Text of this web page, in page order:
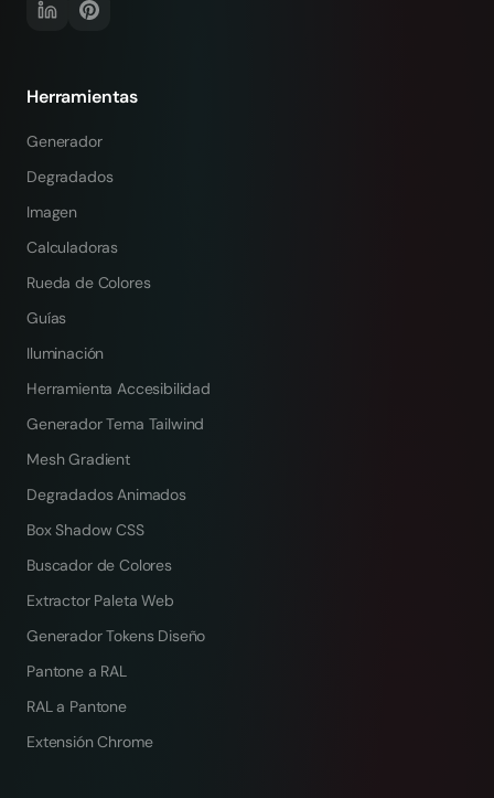
Herramientas
Generador
Degradados
Imagen
Calculadoras
Rueda de Colores
Guías
Iluminación
Herramienta Accesibilidad
Generador Tema Tailwind
Mesh Gradient
Degradados Animados
Box Shadow CSS
Buscador de Colores
Extractor Paleta Web
Generador Tokens Diseño
Pantone a RAL
RAL a Pantone
Extensión Chrome